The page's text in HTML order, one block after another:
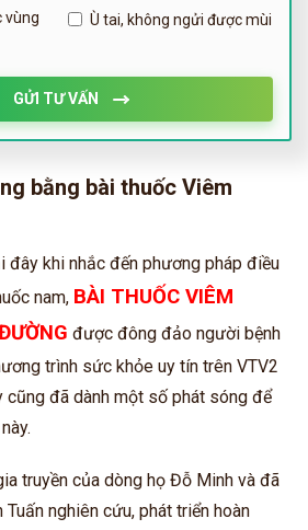
vùng
Ù tai, không ngửi được mùi
GỬI TƯ VẤN
bằng bài thuốc Viêm
đây khi nhắc đến phương pháp điều
nam, BÀI THUỐC VIÊM
được đông đảo người bệnh
trình sức khỏe uy tín trên VTV2
cũng đã dành một số phát sóng để
truyền của dòng họ Đỗ Minh và đã
nghiên cứu, phát triển hoàn